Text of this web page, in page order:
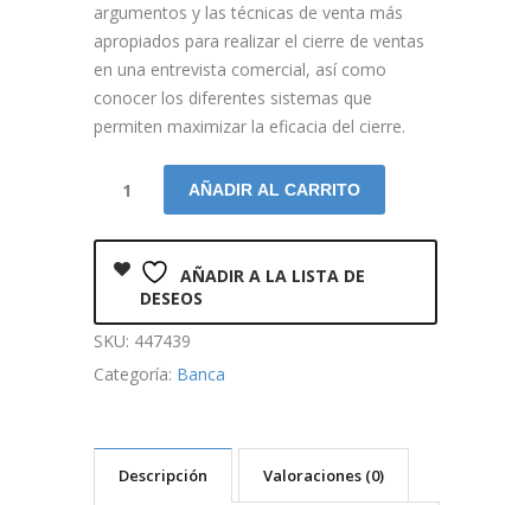
argumentos y las técnicas de venta más
apropiados para realizar el cierre de ventas
en una entrevista comercial, así como
conocer los diferentes sistemas que
permiten maximizar la eficacia del cierre.
AÑADIR AL CARRITO
AÑADIR A LA LISTA DE
DESEOS
SKU: 447439
Categoría: Banca
Descripción Valoraciones (0)